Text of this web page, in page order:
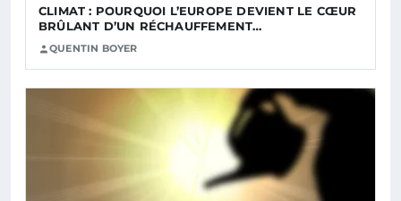
CLIMAT : POURQUOI L’EUROPE DEVIENT LE CŒUR
BRÛLANT D’UN RÉCHAUFFEMENT…
QUENTIN BOYER